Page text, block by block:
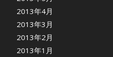
2013年4月
2013年3月
2013年2月
2013年1月